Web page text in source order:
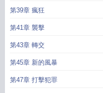
第39章 瘋狂
第41章 襲擊
第43章 轉交
第45章 新的風暴
第47章 打擊犯罪